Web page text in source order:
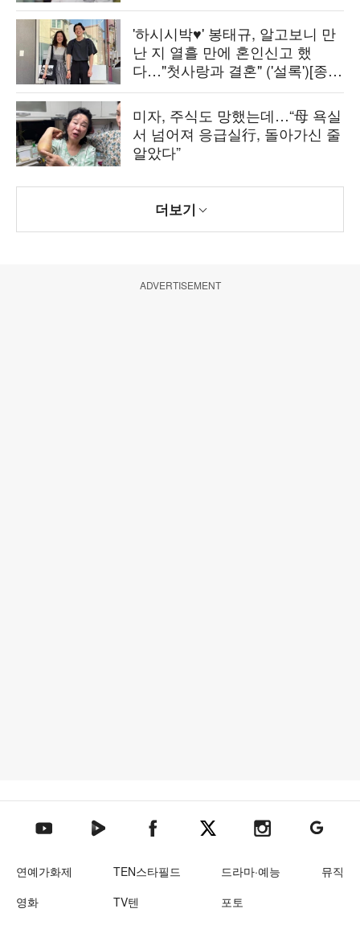
'하시시박♥' 봉태규, 알고보니 만
난 지 열흘 만에 혼인신고 했
다…"첫사랑과 결혼" ('설록')[종
합]
미자, 주식도 망했는데…“母 욕실
서 넘어져 응급실行, 돌아가신 줄
알았다”
더보기
ADVERTISEMENT
텐아시아 유튜브텐아시아 네이버TV텐아시아 페이스북텐아시아 엑스텐아시아 인스타그램
텐아시아
연예가화제 TEN스타필드 드라마·예능
뮤직
영화
TV텐 포토